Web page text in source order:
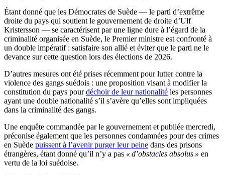
Étant donné que les Démocrates de Suède — le parti d’extrême
droite du pays qui soutient le gouvernement de droite d’Ulf
Kristersson — se caractérisent par une ligne dure à l’égard de la
criminalité organisée en Suède, le Premier ministre est confronté à
un double impératif : satisfaire son allié et éviter que le parti ne le
devance sur cette question lors des élections de 2026.
D’autres mesures ont été prises récemment pour lutter contre la
violence des gangs suédois : une proposition visant à modifier la
constitution du pays pourdéchoir de leur nationalité les personnes
ayant une double nationalité s’il s’avère qu’elles sont impliquées
dans la criminalité des gangs.
Une enquête commandée par le gouvernement et publiée mercredi,
préconise également que les personnes condamnées pour des crimes
en Suède puissent à l’avenir purger leur peine dans des prisons
étrangères, étant donné qu’il n’y a pas « d’obstacles absolus » en
vertu de la loi suédoise.